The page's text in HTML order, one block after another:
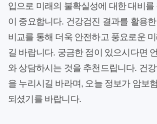
입으로 미래의 불확실성에 대한 대비를
이 중요합니다. 건강검진 결과를 활용
비교를 통해 더욱 안전하고 풍요로운 미
길 바랍니다. 궁금한 점이 있으시다면
와 상담하시는 것을 추천드립니다. 건
을 누리시길 바라며, 오늘 정보가 암보
되셨기를 바랍니다.